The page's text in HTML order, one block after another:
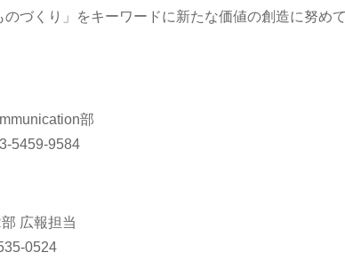
づくり」をキーワードに新たな価値の創造に努め
部
5459-9584
広報担当
0524